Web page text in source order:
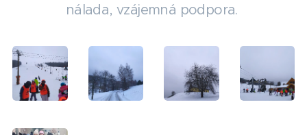
nálada, vzájemná podpora.